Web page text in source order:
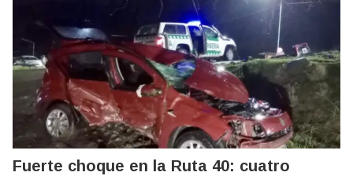
Fuerte choque en la Ruta 40: cuatro